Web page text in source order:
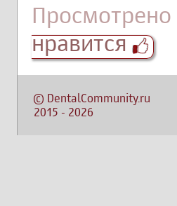
Просмотрено
нравится
© DentalCommunity.ru
2015 - 2026